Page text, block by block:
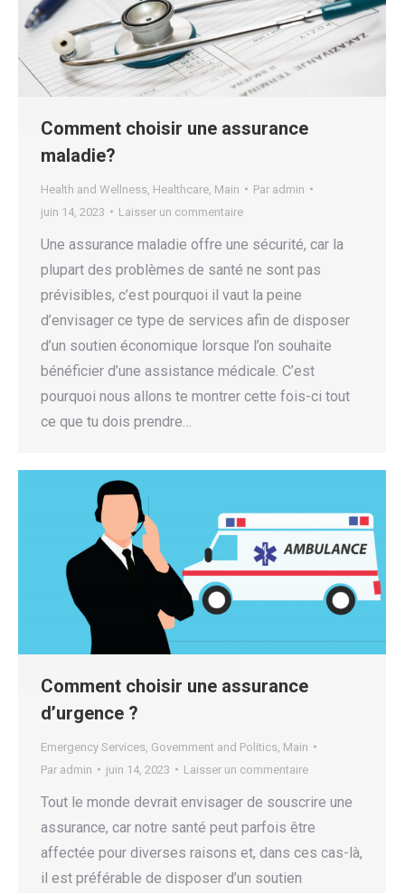
Comment choisir une assurance
maladie?
Health and Wellness Healthcare Main Par admin
juin 14, 2023
Laisser un commentaire
Une assurance maladie offre une sécurité, car la
plupart des problèmes de santé ne sont pas
prévisibles, c’est pourquoi il vaut la peine
d’envisager ce type de services afin de disposer
d’un soutien économique lorsque l’on souhaite
bénéficier d’une assistance médicale. C’est
pourquoi nous allons te montrer cette fois-ci tout
ce que tu dois prendre…
Comment choisir une assurance
d’urgence ?
Emergency Services Government and Politics Main
Par admin juin 14, 2023 Laisser un commentaire
Tout le monde devrait envisager de souscrire une
assurance, car notre santé peut parfois être
affectée pour diverses raisons et, dans ces cas-là,
il est préférable de disposer d’un soutien